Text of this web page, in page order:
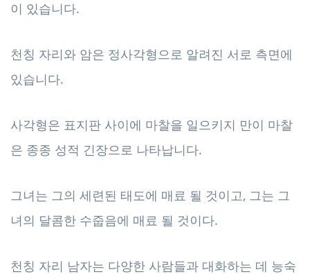
이 있습니다.
천칭 자리와 암은 정사각형으로 알려진 서로 측면에
있습니다.
사각형은 표지판 사이에 마찰을 일으키지 만이 마찰
은 종종 성적 긴장으로 나타납니다.
그녀는 그의 세련된 태도에 매료 될 것이고, 그는 그
녀의 달콤한 수줍음에 매료 될 것이다.
천칭 자리 남자는 다양한 사람들과 대화하는 데 능숙